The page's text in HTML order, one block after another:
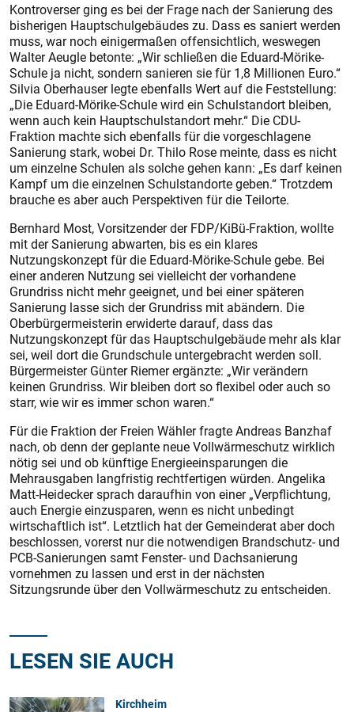
Kontroverser ging es bei der Frage nach der Sanierung des
bisherigen Hauptschulgebäudes zu. Dass es saniert werden
muss, war noch einigermaßen offensichtlich, weswegen
Walter Aeugle betonte: „Wir schließen die Eduard-Mörike-
Schule ja nicht, sondern sanieren sie für 1,8 Millionen Euro.“
Silvia Oberhauser legte ebenfalls Wert auf die Feststellung:
„Die Eduard-Mörike-Schule wird ein Schulstandort bleiben,
wenn auch kein Hauptschulstandort mehr.“ Die CDU-
Fraktion machte sich ebenfalls für die vorgeschlagene
Sanierung stark, wobei Dr. Thilo Rose meinte, dass es nicht
um einzelne Schulen als solche gehen kann: „Es darf keinen
Kampf um die einzelnen Schulstandorte geben.“ Trotzdem
brauche es aber auch Perspektiven für die Teilorte.
Bernhard Most, Vorsitzender der FDP/KiBü-Fraktion, wollte
mit der Sanierung abwarten, bis es ein klares
Nutzungskonzept für die Eduard-Mörike-Schule gebe. Bei
einer anderen Nutzung sei vielleicht der vorhandene
Grundriss nicht mehr geeignet, und bei einer späteren
Sanierung lasse sich der Grundriss mit abändern. Die
Oberbürgermeisterin erwiderte darauf, dass das
Nutzungskonzept für das Hauptschulgebäude mehr als klar
sei, weil dort die Grundschule untergebracht werden soll.
Bürgermeister Günter Riemer ergänzte: „Wir verändern
keinen Grundriss. Wir bleiben dort so flexibel oder auch so
starr, wie wir es immer schon waren.“
Für die Fraktion der Freien Wähler fragte Andreas Banzhaf
nach, ob denn der geplante neue Vollwärmeschutz wirklich
nötig sei und ob künftige Energieeinsparungen die
Mehrausgaben langfristig rechtfertigen würden. Angelika
Matt-Heidecker sprach daraufhin von einer „Verpflichtung,
auch Energie einzusparen, wenn es nicht unbedingt
wirtschaftlich ist“. Letztlich hat der Gemeinderat aber doch
beschlossen, vorerst nur die notwendigen Brandschutz- und
PCB-Sanierungen samt Fenster- und Dachsanierung
vornehmen zu lassen und erst in der nächs­ten
Sitzungsrunde über den Vollwärmeschutz zu entscheiden.
LESEN SIE AUCH
Kirchheim